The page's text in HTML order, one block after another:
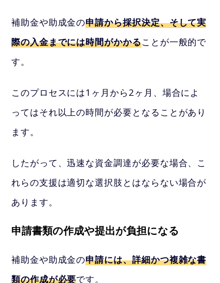
補助金や助成金の申請から採択決定、そして実
際の入金までには時間がかかることが一般的で
す。
このプロセスには1ヶ月から2ヶ月、場合によ
ってはそれ以上の時間が必要となることがあり
ます。
したがって、迅速な資金調達が必要な場合、こ
れらの支援は適切な選択肢とはならない場合が
あります。
申請書類の作成や提出が負担になる
補助金や助成金の申請には、詳細かつ複雑な書
類の作成が必要です。